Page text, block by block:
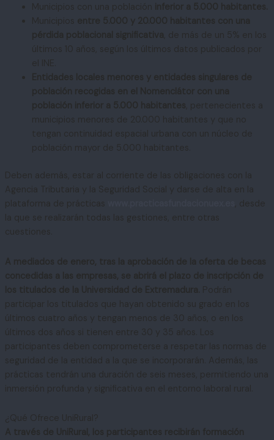
Municipios con una población inferior a 5.000 habitantes.
Municipios entre 5.000 y 20.000 habitantes con una
pérdida poblacional significativa , de más de un 5% en los
últimos 10 años, según los últimos datos publicados por
el INE.
Entidades locales menores y entidades singulares de
población recogidas en el Nomenclátor con una
población inferior a 5.000 habitantes , pertenecientes a
municipios menores de 20.000 habitantes y que no
tengan continuidad espacial urbana con un núcleo de
población mayor de 5.000 habitantes.
Deben además, estar al corriente de las obligaciones con la
Agencia Tributaria y la Seguridad Social y darse de alta en la
plataforma de prácticas
, desde
la que se realizarán todas las gestiones, entre otras
cuestiones.
A mediados de enero, tras la aprobación de la oferta de becas
concedidas a las empresas, se abrirá el plazo de inscripción de
los titulados de la Universidad de Extremadura. Podrán
participar los titulados que hayan obtenido su grado en los
últimos cuatro años y tengan menos de 30 años, o en los
últimos dos años si tienen entre 30 y 35 años. Los
participantes deben comprometerse a respetar las normas de
seguridad de la entidad a la que se incorporarán. Además, las
prácticas tendrán una duración de seis meses, permitiendo una
inmersión profunda y significativa en el entorno laboral rural.
¿Qué Ofrece UniRural?
A través de UniRural, los participantes recibirán formación